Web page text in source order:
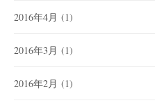
2016年4月 (1)
2016年3月 (1)
2016年2月 (1)